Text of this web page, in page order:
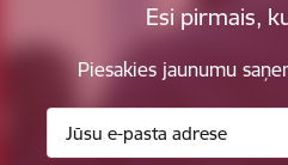
Esi pirmais,
Piesakies jaunumu